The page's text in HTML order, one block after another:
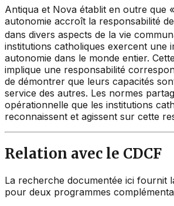
Antiqua et Nova établit en outre que
autonomie accroît la responsabilité
dans divers aspects de la vie
institutions catholiques exercent une
autonomie dans le monde entier.
implique une responsabilité
de démontrer que leurs capacités
service des autres. Les normes
opérationnelle que les institutions
reconnaissent et agissent sur cette
Relation avec le CDCF
La recherche documentée ici fournit
pour deux programmes